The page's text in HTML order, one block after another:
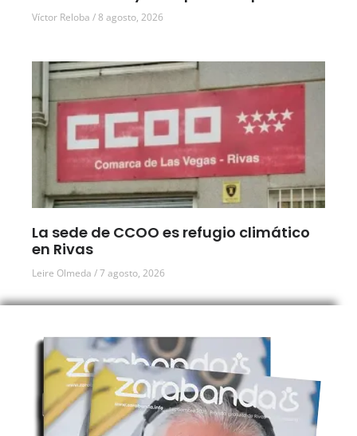
Víctor Reloba 8 agosto, 2026
La sede de CCOO es refugio climático
en Rivas
Leire Olmeda 7 agosto, 2026